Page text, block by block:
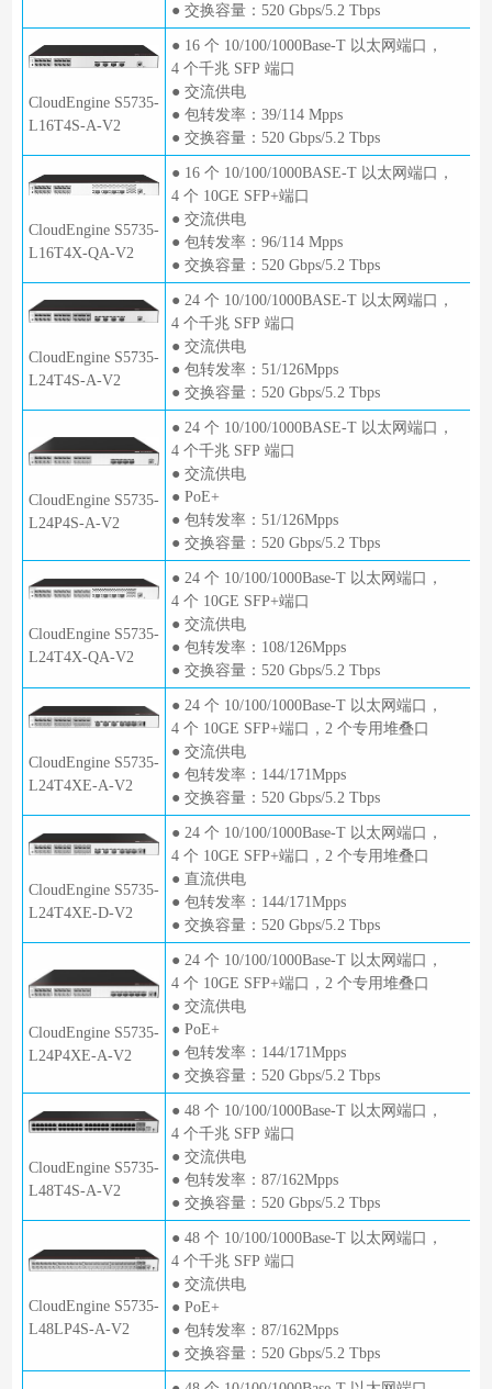
● 交换容量：520 Gbps/5.2 Tbps
CloudEngine S5735-
L16T4S-A-V2
● 16 个 10/100/1000Base-T 以太网端口，
4 个千兆 SFP 端口
● 交流供电
● 包转发率：39/114 Mpps
● 交换容量：520 Gbps/5.2 Tbps
CloudEngine S5735-
L16T4X-QA-V2
● 16 个 10/100/1000BASE-T 以太网端口，
4 个 10GE SFP+端口
● 交流供电
● 包转发率：96/114 Mpps
● 交换容量：520 Gbps/5.2 Tbps
CloudEngine S5735-
L24T4S-A-V2
● 24 个 10/100/1000BASE-T 以太网端口，
4 个千兆 SFP 端口
● 交流供电
● 包转发率：51/126Mpps
● 交换容量：520 Gbps/5.2 Tbps
CloudEngine S5735-
L24P4S-A-V2
● 24 个 10/100/1000BASE-T 以太网端口，
4 个千兆 SFP 端口
● 交流供电
● PoE+
● 包转发率：51/126Mpps
● 交换容量：520 Gbps/5.2 Tbps
CloudEngine S5735-
L24T4X-QA-V2
● 24 个 10/100/1000Base-T 以太网端口，
4 个 10GE SFP+端口
● 交流供电
● 包转发率：108/126Mpps
● 交换容量：520 Gbps/5.2 Tbps
CloudEngine S5735-
L24T4XE-A-V2
● 24 个 10/100/1000Base-T 以太网端口，
4 个 10GE SFP+端口，2 个专用堆叠口
● 交流供电
● 包转发率：144/171Mpps
● 交换容量：520 Gbps/5.2 Tbps
CloudEngine S5735-
L24T4XE-D-V2
● 24 个 10/100/1000Base-T 以太网端口，
4 个 10GE SFP+端口，2 个专用堆叠口
● 直流供电
● 包转发率：144/171Mpps
● 交换容量：520 Gbps/5.2 Tbps
CloudEngine S5735-
L24P4XE-A-V2
● 24 个 10/100/1000Base-T 以太网端口，
4 个 10GE SFP+端口，2 个专用堆叠口
● 交流供电
● PoE+
● 包转发率：144/171Mpps
● 交换容量：520 Gbps/5.2 Tbps
CloudEngine S5735-
L48T4S-A-V2
● 48 个 10/100/1000Base-T 以太网端口，
4 个千兆 SFP 端口
● 交流供电
● 包转发率：87/162Mpps
● 交换容量：520 Gbps/5.2 Tbps
CloudEngine S5735-
L48LP4S-A-V2
● 48 个 10/100/1000Base-T 以太网端口，
4 个千兆 SFP 端口
● 交流供电
● PoE+
● 包转发率：87/162Mpps
● 交换容量：520 Gbps/5.2 Tbps